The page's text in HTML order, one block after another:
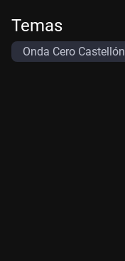
Temas
Onda Cero Castellón